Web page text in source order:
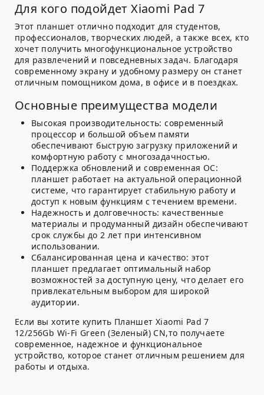
Для кого подойдет Xiaomi Pad 7
Этот планшет отлично подходит для студентов,
профессионалов, творческих людей, а также всех, кто
хочет получить многофункциональное устройство
для развлечений и повседневных задач. Благодаря
современному экрану и удобному размеру он станет
отличным помощником дома, в офисе и в поездках.
Основные преимущества модели
Высокая производительность: современный
процессор и большой объем памяти
обеспечивают быструю загрузку приложений и
комфортную работу с многозадачностью.
Поддержка обновлений и современная ОС:
планшет работает на актуальной операционной
системе, что гарантирует стабильную работу и
доступ к новым функциям с течением времени.
Надежность и долговечность: качественные
материалы и продуманный дизайн обеспечивают
срок службы до 2 лет при интенсивном
использовании.
Сбалансированная цена и качество: этот
планшет предлагает оптимальный набор
возможностей за доступную цену, что делает его
привлекательным выбором для широкой
аудитории.
Если вы хотите купить Планшет Xiaomi Pad 7
12/256Gb Wi-Fi Green (Зеленый) CN,то получаете
современное, надежное и функциональное
устройство, которое станет отличным решением для
работы и отдыха.